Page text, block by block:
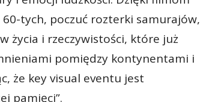
tych, poczuć rozterki samurajów,
życia i rzeczywistości, które już
pomiędzy kontynentami i
że key visual eventu jest
pamięci”.